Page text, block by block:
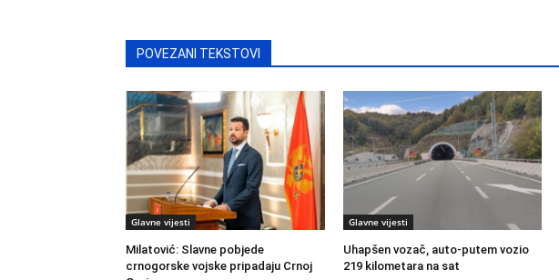
POVEZANI TEKSTOVI
Glavne vijesti
Milatović: Slavne pobjede
crnogorske vojske pripadaju Crnoj
Glavne vijesti
Uhapšen vozač, auto-putem vozio
219 kilometara na sat